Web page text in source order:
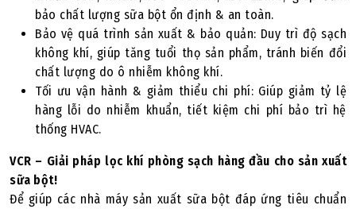
bảo chất lượng sữa bột ổn định & an toàn.
Bảo vệ quá trình sản xuất & bảo quản: Duy trì độ sạch
không khí, giúp tăng tuổi thọ sản phẩm, tránh biến đổi
chất lượng do ô nhiễm không khí.
Tối ưu vận hành & giảm thiểu chi phí: Giúp giảm tỷ lệ
hàng lỗi do nhiễm khuẩn, tiết kiệm chi phí bảo trì hệ
thống HVAC.
VCR – Giải pháp lọc khí phòng sạch hàng đầu cho sản xuất
sữa bột!
Để giúp các nhà máy sản xuất sữa bột đáp ứng tiêu chuẩn